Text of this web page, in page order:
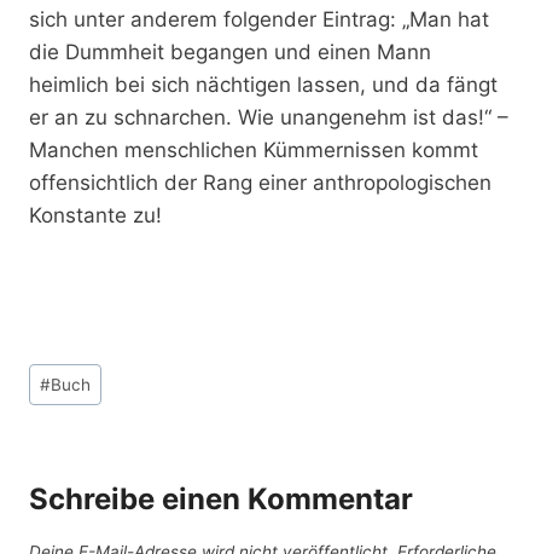
sich unter anderem folgender Eintrag: „Man hat
die Dummheit begangen und einen Mann
heimlich bei sich nächtigen lassen, und da fängt
er an zu schnarchen. Wie unangenehm ist das!“ –
Manchen menschlichen Kümmernissen kommt
offensichtlich der Rang einer anthropologischen
Konstante zu!
Schlagworte:
#Buch
Schreibe einen Kommentar